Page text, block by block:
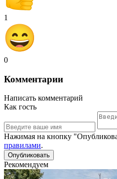
1
0
Комментарии
Написать комментарий
Как гость
Нажимая на кнопку
правилами.
Рекомендуем